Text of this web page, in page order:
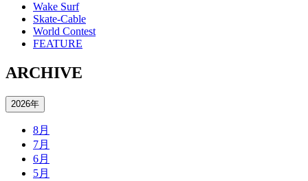
Wake Surf
Skate-Cable
World Contest
FEATURE
ARCHIVE
2026年
8月
7月
6月
5月